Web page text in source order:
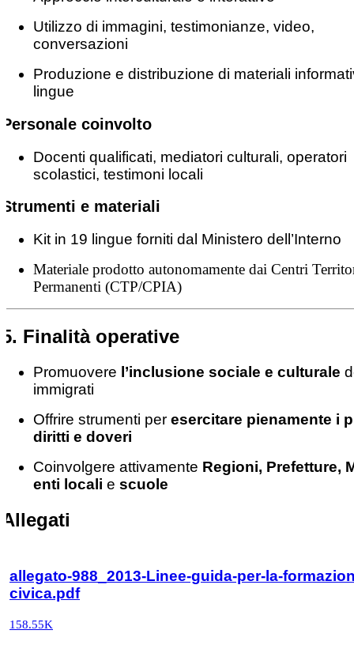
Utilizzo di immagini, testimonianze, video,
conversazioni
Produzione e distribuzione di materiali
lingue
Personale coinvolto
Docenti qualificati, mediatori culturali, operatori
scolastici, testimoni locali
Strumenti e materiali
Kit in 19 lingue forniti dal Ministero dell’Interno
Materiale prodotto autonomamente dai Centri
Permanenti (CTP/CPIA)
5. Finalità operative
Promuovere l’inclusione sociale e culturale
immigrati
Offrire strumenti per esercitare pienamente i
diritti e doveri
Coinvolgere attivamente Regioni, Prefetture,
enti locali e scuole
Allegati
allegato-988_2013-Linee-guida-per-la-
civica.pdf
158.55K